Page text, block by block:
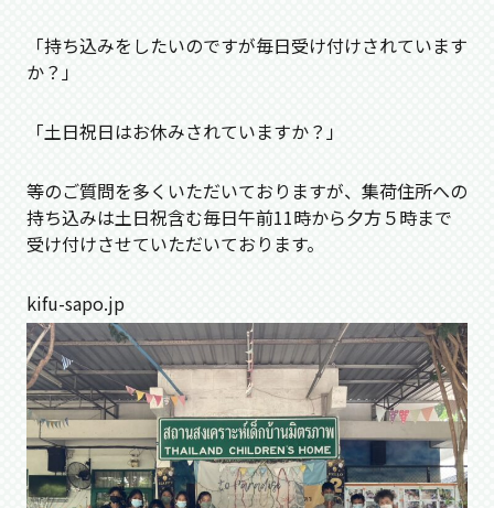
「持ち込みをしたいのですが毎日受け付けされています
か？」
「土日祝日はお休みされていますか？」
等のご質問を多くいただいておりますが、集荷住所への
持ち込みは土日祝含む毎日午前11時から夕方５時まで
受け付けさせていただいております。
kifu-sapo.jp